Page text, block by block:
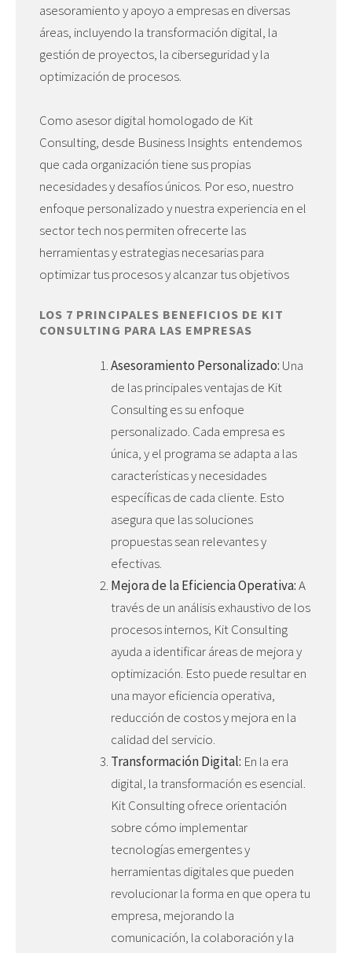
asesoramiento y apoyo a empresas en diversas
áreas, incluyendo la transformación digital, la
gestión de proyectos, la ciberseguridad y la
optimización de procesos.
Como asesor digital homologado de Kit
Consulting, desde Business Insights entendemos
que cada organización tiene sus propias
necesidades y desafíos únicos. Por eso, nuestro
enfoque personalizado y nuestra experiencia en el
sector tech nos permiten ofrecerte las
herramientas y estrategias necesarias para
optimizar tus procesos y alcanzar tus objetivos
LOS 7 PRINCIPALES BENEFICIOS DE KIT
CONSULTING PARA LAS EMPRESAS
Asesoramiento Personalizado: Una
de las principales ventajas de Kit
Consulting es su enfoque
personalizado. Cada empresa es
única, y el programa se adapta a las
características y necesidades
específicas de cada cliente. Esto
asegura que las soluciones
propuestas sean relevantes y
efectivas.
Mejora de la Eficiencia Operativa:A
través de un análisis exhaustivo de los
procesos internos, Kit Consulting
ayuda a identificar áreas de mejora y
optimización. Esto puede resultar en
una mayor eficiencia operativa,
reducción de costos y mejora en la
calidad del servicio.
Transformación Digital: En la era
digital, la transformación es esencial.
Kit Consulting ofrece orientación
sobre cómo implementar
tecnologías emergentes y
herramientas digitales que pueden
revolucionar la forma en que opera tu
empresa, mejorando la
comunicación, la colaboración y la